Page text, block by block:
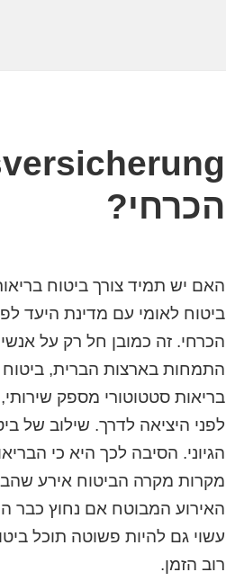
הכרחי?
האם יש תמיד צורך ביטוח
ביטוח לאומי עם מדינת היעד
הכרחי. זה כמובן חל רק על
התמחות בארצות הברית, ביטוח
בריאות סטטוטורי מספק
לפני היציאה לדרך. שילוב של
הגיוני. הסיבה לכך היא כי
מקרות מקרה הביטוח אירע
האירוע המבוטח אם נחוץ כבר
רוב הזמן.